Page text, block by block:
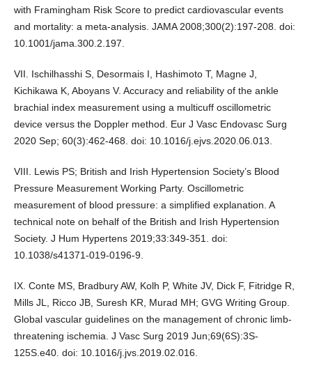
with Framingham Risk Score to predict cardiovascular events
and mortality: a meta-analysis. JAMA 2008;300(2):197-208. doi:
10.1001/jama.300.2.197.
VII. Ischilhasshi S, Desormais I, Hashimoto T, Magne J,
Kichikawa K, Aboyans V. Accuracy and reliability of the ankle
brachial index measurement using a multicuff oscillometric
device versus the Doppler method. Eur J Vasc Endovasc Surg
2020 Sep; 60(3):462-468. doi: 10.1016/j.ejvs.2020.06.013.
VIII. Lewis PS; British and Irish Hypertension Society’s Blood
Pressure Measurement Working Party. Oscillometric
measurement of blood pressure: a simplified explanation. A
technical note on behalf of the British and Irish Hypertension
Society. J Hum Hypertens 2019;33:349-351. doi:
10.1038/s41371-019-0196-9.
IX. Conte MS, Bradbury AW, Kolh P, White JV, Dick F, Fitridge R,
Mills JL, Ricco JB, Suresh KR, Murad MH; GVG Writing Group.
Global vascular guidelines on the management of chronic limb-
threatening ischemia. J Vasc Surg 2019 Jun;69(6S):3S-
125S.e40. doi: 10.1016/j.jvs.2019.02.016.